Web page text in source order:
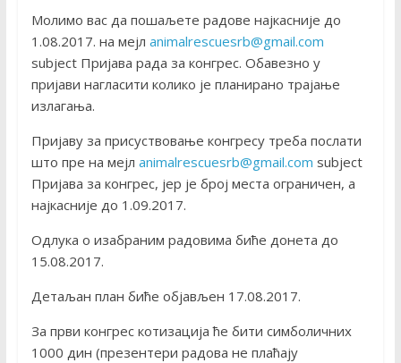
Mолимо вас да пошаљете радове најкасније до
1.08.2017. на мејл animalrescuesrb@gmail.com
subject Пријава рада за конгрес. Обавезно у
пријави нагласити колико је планирано трајање
излагања.
Пријаву за присуствовање конгресу треба послати
што пре на мејл animalrescuesrb@gmail.com subject
Пријава за конгрес, јер је број места ограничен, а
најкасније до 1.09.2017.
Одлука о изабраним радовима биће донета до
15.08.2017.
Детаљан план биће објављен 17.08.2017.
За први конгрес котизација ће бити симболичних
1000 дин (презентери радова не плаћају